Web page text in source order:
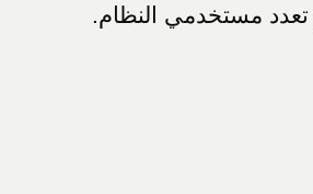
مستخدمي النظام.